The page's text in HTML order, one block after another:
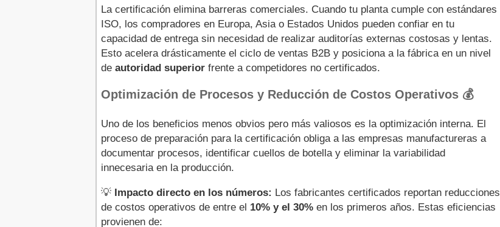
La certificación elimina barreras comerciales. Cuando tu planta cumple con estándares
ISO, los compradores en Europa, Asia o Estados Unidos pueden confiar en tu
capacidad de entrega sin necesidad de realizar auditorías externas costosas y lentas.
Esto acelera drásticamente el ciclo de ventas B2B y posiciona a la fábrica en un nivel
de autoridad superior frente a competidores no certificados.
Optimización de Procesos y Reducción de Costos Operativos 💰
Uno de los beneficios menos obvios pero más valiosos es la optimización interna. El
proceso de preparación para la certificación obliga a las empresas manufactureras a
documentar procesos, identificar cuellos de botella y eliminar la variabilidad
innecesaria en la producción.
💡 Impacto directo en los números: Los fabricantes certificados reportan reducciones
de costos operativos de entre el 10% y el 30% en los primeros años. Estas eficiencias
provienen de: